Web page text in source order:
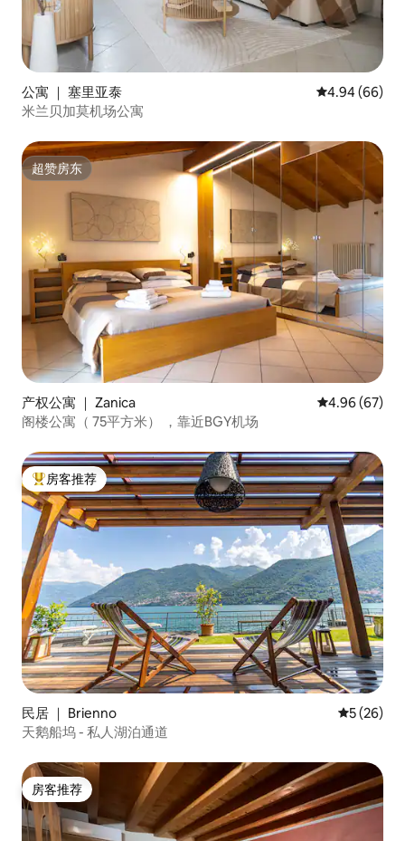
公寓 ｜ 塞里亚泰 平均评分 4.94
4.94 (66)
米兰贝加莫机场公寓
超赞房东
超赞房东
产权公寓 ｜ Zanica 平均评分 4.96
4.96 (67)
阁楼公寓（ 75平方米） ，靠近BGY机场
热门「房客推荐」
房客推荐
民居 ｜ Brienno 平均评分
5 (26)
天鹅船坞 - 私人湖泊通道
房客推荐
房客推荐